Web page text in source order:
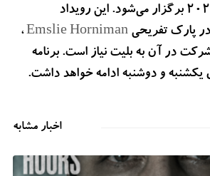
شنبه، 16 آگوست 2023 برگزار می‌شود. این رویداد
پارک تفریحی Emslie Horniman ،
در آن به بلیت نیاز است. برنامه
و دوشنبه ادامه خواهد داشت.
اخبار مشابه